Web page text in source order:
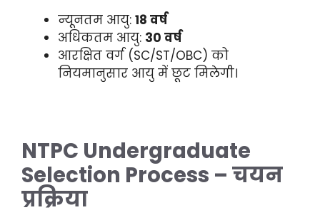
न्यूनतम आयु: 18 वर्ष
अधिकतम आयु: 30 वर्ष
आरक्षित वर्ग (SC/ST/OBC) को
नियमानुसार आयु में छूट मिलेगी।
NTPC Undergraduate
Selection Process – चयन
प्रक्रिया